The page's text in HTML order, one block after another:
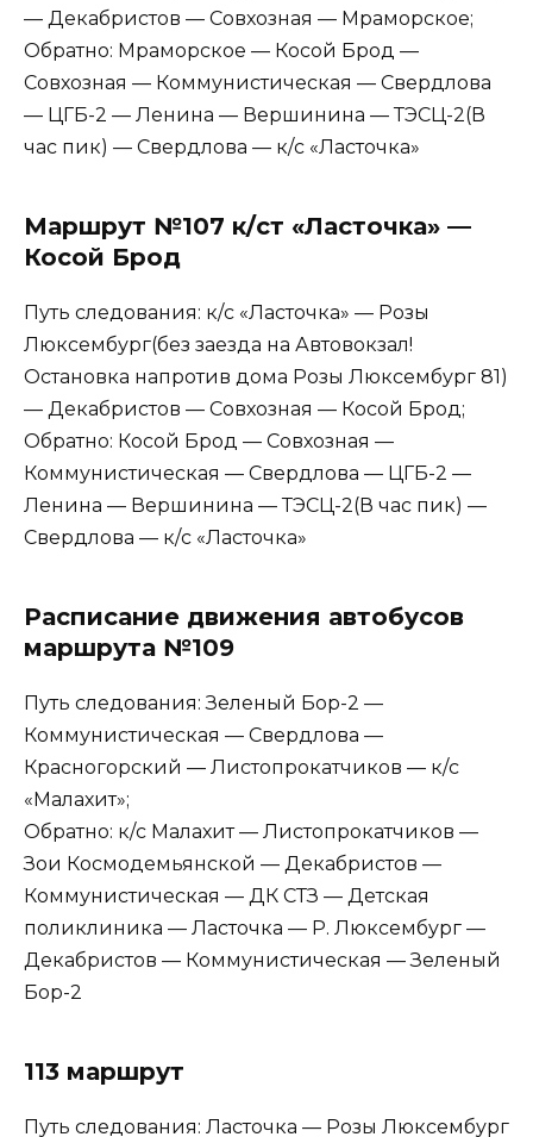
— Декабристов — Совхозная — Мраморское;
Обратно: Мраморское — Косой Брод —
Совхозная — Коммунистическая — Свердлова
— ЦГБ-2 — Ленина — Вершинина — ТЭСЦ-2(В
час пик) — Свердлова — к/с «Ласточка»
Маршрут №107 к/ст «Ласточка» —
Косой Брод
Путь следования: к/с «Ласточка» — Розы
Люксембург(без заезда на Автовокзал!
Остановка напротив дома Розы Люксембург 81)
— Декабристов — Совхозная — Косой Брод;
Обратно: Косой Брод — Совхозная —
Коммунистическая — Свердлова — ЦГБ-2 —
Ленина — Вершинина — ТЭСЦ-2(В час пик) —
Свердлова — к/с «Ласточка»
Расписание движения автобусов
маршрута №109
Путь следования: Зеленый Бор-2 —
Коммунистическая — Свердлова —
Красногорский — Листопрокатчиков — к/с
«Малахит»;
Обратно: к/с Малахит — Листопрокатчиков —
Зои Космодемьянской — Декабристов —
Коммунистическая — ДК СТЗ — Детская
поликлиника — Ласточка — Р. Люксембург —
Декабристов — Коммунистическая — Зеленый
Бор-2
113 маршрут
Путь следования: Ласточка — Розы Люксембург